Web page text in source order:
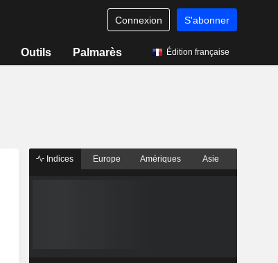
Connexion S'abonner
Outils Palmarès Édition française
Indices Europe Amériques Asie